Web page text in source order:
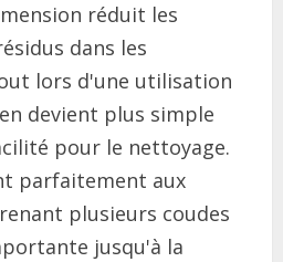
réduit les
dans les
lors d'une utilisation
devient plus simple
pour le nettoyage.
parfaitement aux
plusieurs coudes
jusqu'à la